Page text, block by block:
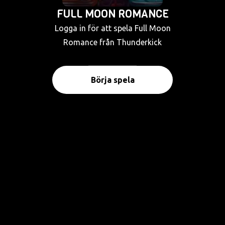
FULL MOON ROMANCE
Logga in för att spela Full Moon
Romance från Thunderkick
Börja spela